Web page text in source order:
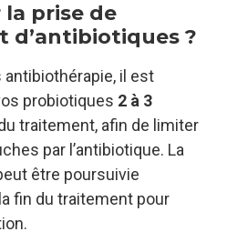
la prise de
d’antibiotiques ?
antibiothérapie, il est
probiotiques 2 à 3
traitement, afin de limiter
par l’antibiotique. La
être poursuivie
fin du traitement pour